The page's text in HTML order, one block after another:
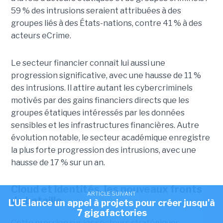
59 % des intrusions seraient attribuées à des
groupes liés à des États-nations, contre 41 % à des
acteurs eCrime.
Le secteur financier connaît lui aussi une
progression significative, avec une hausse de 11 %
des intrusions. Il attire autant les cybercriminels
motivés par des gains financiers directs que les
groupes étatiques intéressés par les données
sensibles et les infrastructures financières. Autre
évolution notable, le secteur académique enregistre
la plus forte progression des intrusions, avec une
hausse de 17 % sur un an.
Cloud et identités, les nouveaux fronts
de bataille
ARTICLE SUIVANT
L'UE lance un appel à projets pour créer jusqu'à
7 gigafactories